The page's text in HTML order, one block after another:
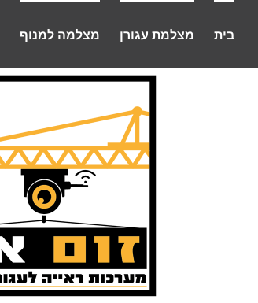
לתוכןבית מצלמת עגורן מצלמה למנוף